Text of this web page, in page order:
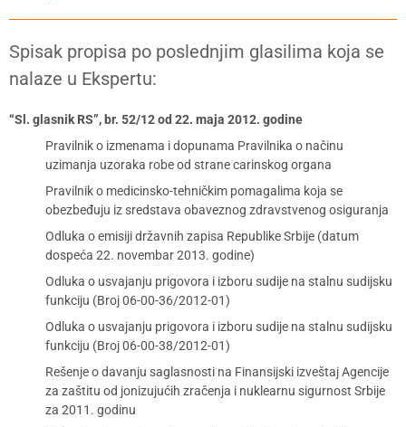
Spisak propisa po poslednjim glasilima koja se
nalaze u Ekspertu:
“Sl. glasnik RS”, br. 52/12 od 22. maja 2012. godine
Pravilnik o izmenama i dopunama Pravilnika o načinu
uzimanja uzoraka robe od strane carinskog organa
Pravilnik o medicinsko-tehničkim pomagalima koja se
obezbeđuju iz sredstava obaveznog zdravstvenog osiguranja
Odluka o emisiji državnih zapisa Republike Srbije (datum
dospeća 22. novembar 2013. godine)
Odluka o usvajanju prigovora i izboru sudije na stalnu sudijsku
funkciju (Broj 06-00-36/2012-01)
Odluka o usvajanju prigovora i izboru sudije na stalnu sudijsku
funkciju (Broj 06-00-38/2012-01)
Rešenje o davanju saglasnosti na Finansijski izveštaj Agencije
za zaštitu od jonizujućih zračenja i nuklearnu sigurnost Srbije
za 2011. godinu